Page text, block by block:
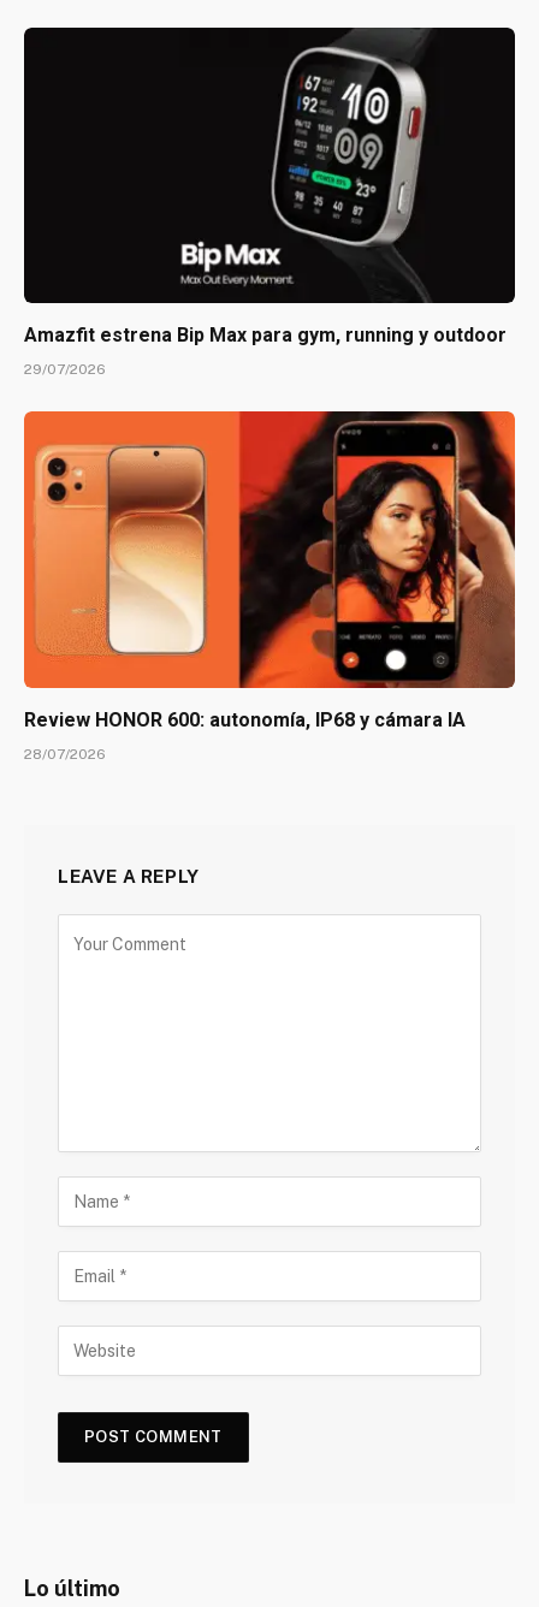
Amazfit estrena Bip Max para gym, running y outdoor
29/07/2026
Review HONOR 600: autonomía, IP68 y cámara IA
28/07/2026
LEAVE A REPLY
Lo último